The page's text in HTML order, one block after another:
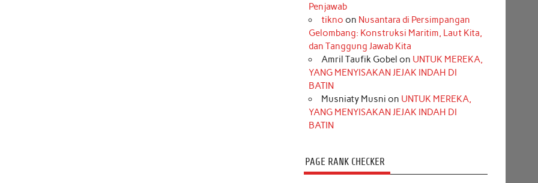
Penjawab
tikno on Nusantara di Persimpangan
Gelombang: Konstruksi Maritim, Laut Kita,
dan Tanggung Jawab Kita
Amril Taufik Gobel on UNTUK MEREKA,
YANG MENYISAKAN JEJAK INDAH DI
BATIN
Musniaty Musni on UNTUK MEREKA,
YANG MENYISAKAN JEJAK INDAH DI
BATIN
PAGE RANK CHECKER